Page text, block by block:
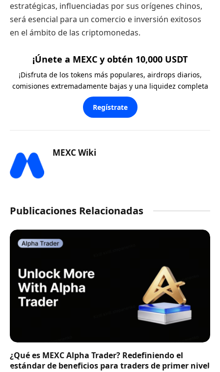
estratégicas, influenciadas por sus orígenes chinos,
será esencial para un comercio e inversión exitosos
en el ámbito de las criptomonedas.
¡Únete a MEXC y obtén 10,000 USDT
¡Disfruta de los tokens más populares, airdrops diarios,
comisiones extremadamente bajas y una liquidez completa
Regístrate
MEXC Wiki
Publicaciones Relacionadas
¿Qué es MEXC Alpha Trader? Redefiniendo el
estándar de beneficios para traders de primer nivel